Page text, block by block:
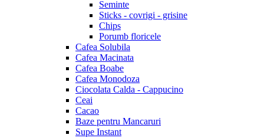
Seminte
Sticks - covrigi - grisine
Chips
Porumb floricele
Cafea Solubila
Cafea Macinata
Cafea Boabe
Cafea Monodoza
Ciocolata Calda - Cappucino
Ceai
Cacao
Baze pentru Mancaruri
Supe Instant